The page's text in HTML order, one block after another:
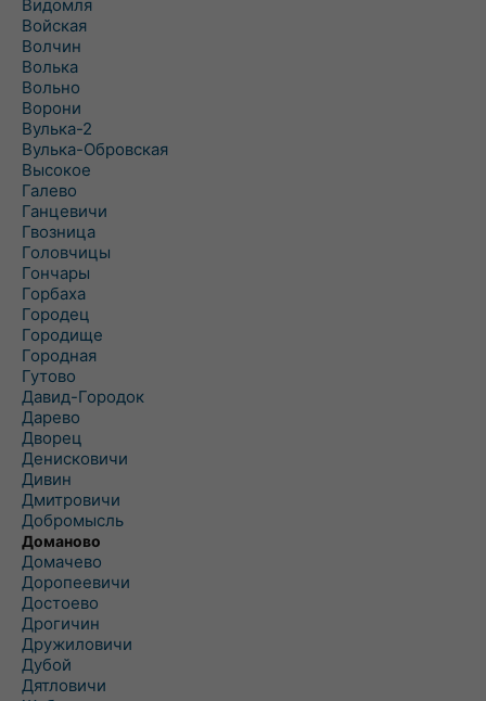
Видомля
Войская
Волчин
Волька
Вольно
Ворони
Вулька-2
Вулька-Обровская
Высокое
Галево
Ганцевичи
Гвозница
Головчицы
Гончары
Горбаха
Городец
Городище
Городная
Гутово
Давид-Городок
Дарево
Дворец
Денисковичи
Дивин
Дмитровичи
Добромысль
Доманово
Домачево
Доропеевичи
Достоево
Дрогичин
Дружиловичи
Дубой
Дятловичи